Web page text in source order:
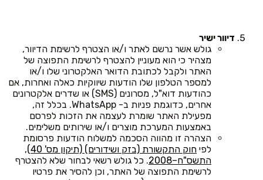
דיוור ישיר
גולש אשר נרשם לאתר ו/או הצטרף לרשימת הדיוור,
מצהיר כי הוא מעוניין להצטרף לרשימת התפוצה של
האתר ולקבל לכתובת הדואר האלקטרוני שלו ו/או
למספר הטלפון שלו הודעות שיווקיות כאלה ואחרות, אם
כהודעות דוא"ל, מסרונים (SMS) או שדרים אלקטרונים
אחרים, כדוגמת פניות ב- WhatsApp. בכלל זה,
מפעילת האתר שומרת לעצמה את הזכות לפרסם
באמצעות המערכת מוצרים ו/או שירותים משלימים.
הצהרה זו מהווה הסכמה למשלוח הודעות פרסומת
לפי
חוק התקשורת (בזק ושידורים) (תיקון מס' 40),
התשס"ח–2008
. כל גולש רשאי לבחור שלא להצטרף
לרשימת התפוצה של האתר, וכן להסיר את פרטיו